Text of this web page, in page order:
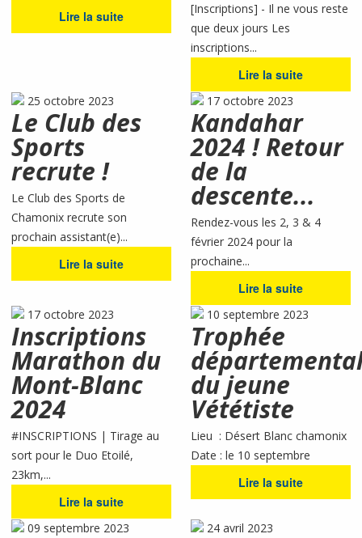
Lire la suite
[Inscriptions] - Il ne vous reste
que deux jours Les
inscriptions...
Lire la suite
25 octobre 2023
Le Club des
Sports
recrute !
Le Club des Sports de
Chamonix recrute son
prochain assistant(e)...
Lire la suite
17 octobre 2023
Kandahar
2024 ! Retour
de la
descente...
Rendez-vous les 2, 3 & 4
février 2024 pour la
prochaine...
Lire la suite
17 octobre 2023
Inscriptions
Marathon du
Mont-Blanc
2024
#INSCRIPTIONS | Tirage au
sort pour le Duo Etoilé,
23km,...
Lire la suite
10 septembre 2023
Trophée
du jeune
Vététiste
Lieu : Désert Blanc chamonix
Date : le 10 septembre
Lire la suite
09 septembre 2023 24 avril 2023